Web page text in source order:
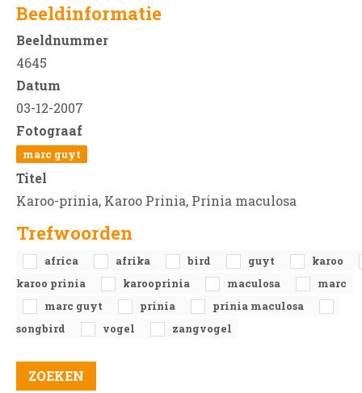
Beeldinformatie
Beeldnummer
4645
Datum
03-12-2007
Fotograaf
marc guyt
Titel
Karoo-prinia, Karoo Prinia, Prinia maculosa
Trefwoorden
africa afrika bird guyt
karoo
karoo prinia
karooprinia maculosa
marc
marc guyt
prinia
prinia maculosa
songbird
vogel zangvogel